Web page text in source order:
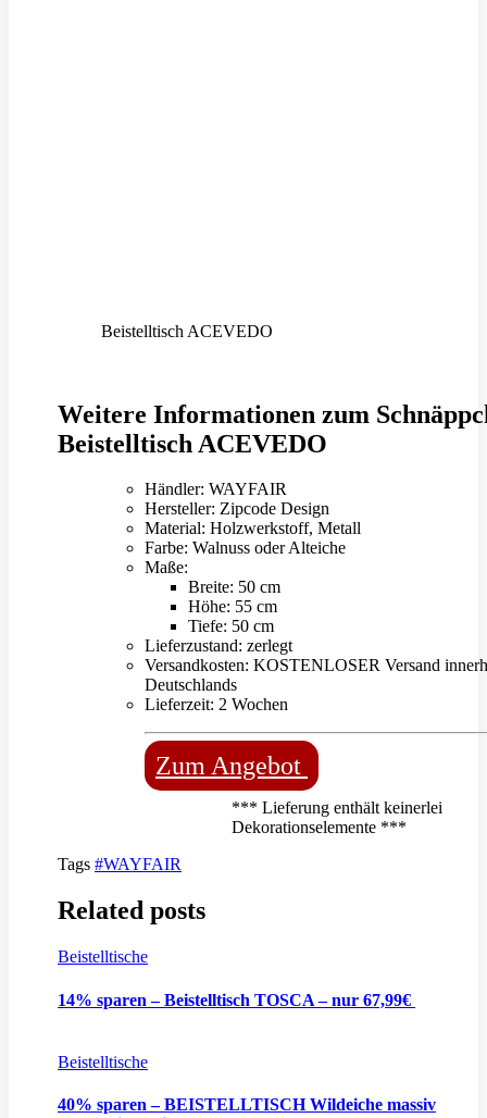
Beistelltisch ACEVEDO
Weitere Informationen zum
Beistelltisch ACEVEDO
Händler: WAYFAIR
Hersteller: Zipcode Design
Material: Holzwerkstoff, Metall
Farbe: Walnuss oder Alteiche
Maße:
Breite: 50 cm
Höhe: 55 cm
Tiefe: 50 cm
Lieferzustand: zerlegt
Versandkosten: KOSTENLOSER Versand
Deutschlands
Lieferzeit: 2 Wochen
Zum Angebot
*** Lieferung enthält keinerlei
Dekorationselemente ***
Tags #WAYFAIR
Related posts
Beistelltische
14% sparen – Beistelltisch TOSCA – nur 67,99€
Beistelltische
40% sparen – BEISTELLTISCH Wildeiche massiv